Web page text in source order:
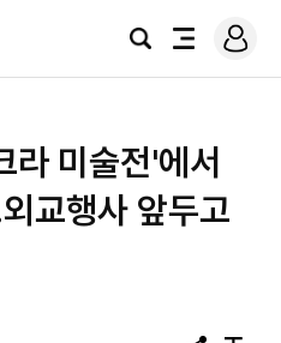
검
전
로
그
라 미술전'에서
교행사 앞두고